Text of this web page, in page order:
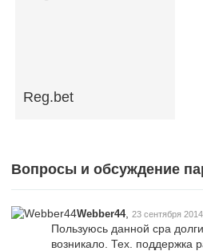
Reg.bet
Вопросы и обсуждение
Webber44, 23 сентября
Пользуюсь данной cpa
возникало. Тех. поддержка